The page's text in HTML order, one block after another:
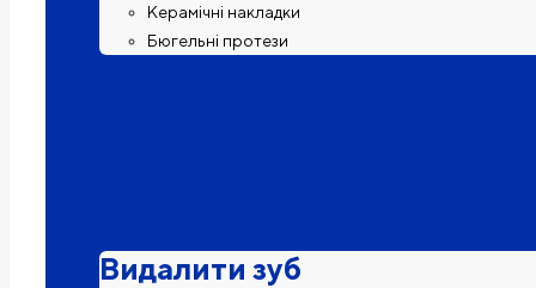
Керамічні накладки
Бюгельні протези
Видалити зуб